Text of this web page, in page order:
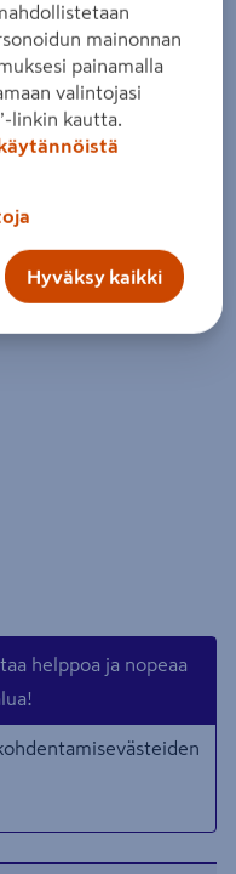
5 x 232 x 1235 mm.
helppoa ja nopeaa
mainonnan
painamalla
valintojasi
linkin kautta.
Hyväksy kaikki